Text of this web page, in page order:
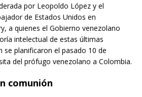
por Leopoldo López y el
de Estados Unidos en
a quienes el Gobierno venezolano
intelectual de estas últimas
se planificaron el pasado 10 de
del prófugo venezolano a Colombia.
comunión